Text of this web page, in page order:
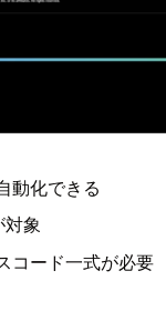
動化できる
象
コード一式が必要